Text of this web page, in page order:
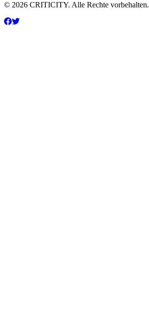
© 2026 CRITICITY. Alle Rechte vorbehalten.